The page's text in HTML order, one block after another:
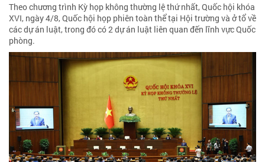
Theo chương trình Kỳ họp không thường lệ thứ nhất, Quốc hội khóa
XVI, ngày 4/8, Quốc hội họp phiên toàn thể tại Hội trường và ở tổ về
các dự án luật, trong đó có 2 dự án luật liên quan đến lĩnh vực Quốc
phòng.